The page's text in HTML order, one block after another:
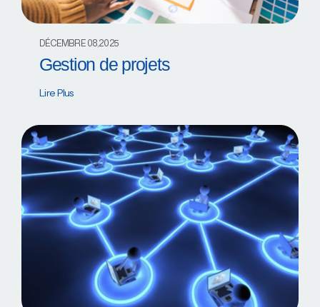
DÉCEMBRE 08,2025
Gestion de projets
Lire Plus